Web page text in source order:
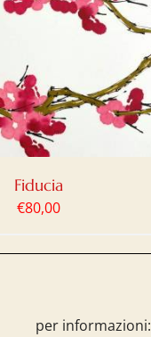
Fiducia
€80,00
per informazioni: